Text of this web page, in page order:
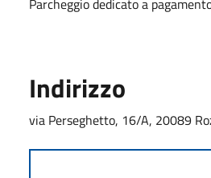
Parcheggio dedicato a
Indirizzo
via Perseghetto, 16/A, 20089